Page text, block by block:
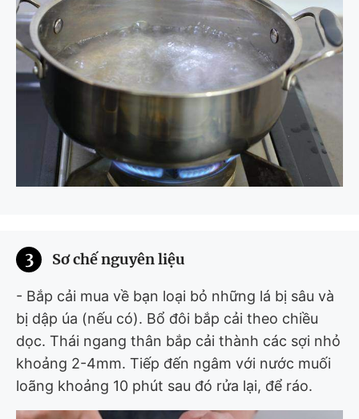
3 Sơ chế nguyên liệu
- Bắp cải mua về bạn loại bỏ những lá bị sâu và
bị dập úa (nếu có). Bổ đôi bắp cải theo chiều
dọc. Thái ngang thân bắp cải thành các sợi nhỏ
khoảng 2-4mm. Tiếp đến ngâm với nước muối
loãng khoảng 10 phút sau đó rửa lại, để ráo.